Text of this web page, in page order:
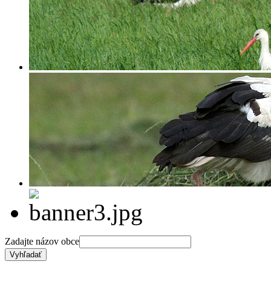
Zadajte názov obce